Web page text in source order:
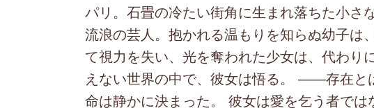
パリ。石畳の冷たい街角に生まれ落ちた小
流浪の芸人。抱かれる温もりを知らぬ幼子は
て視力を失い、光を奪われた少女は、代わり
えない世界の中で、彼女は悟る。 ――存在と
命は静かに決まった。 彼女は愛を乞う者では